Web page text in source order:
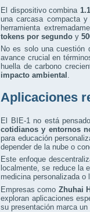
El dispositivo combina
una carcasa compacta
herramienta
tokens por segundo y
No es solo una cuestión
avance crucial en
huella de carbono
impacto ambiental .
Aplicaciones
El BIE-1 no está
cotidianos y entornos
para educación
depender de la nube o
Este enfoque
localmente, se reduce la
medicina personalizada
Empresas como Zhuhai
exploran aplicaciones
su presentación marca